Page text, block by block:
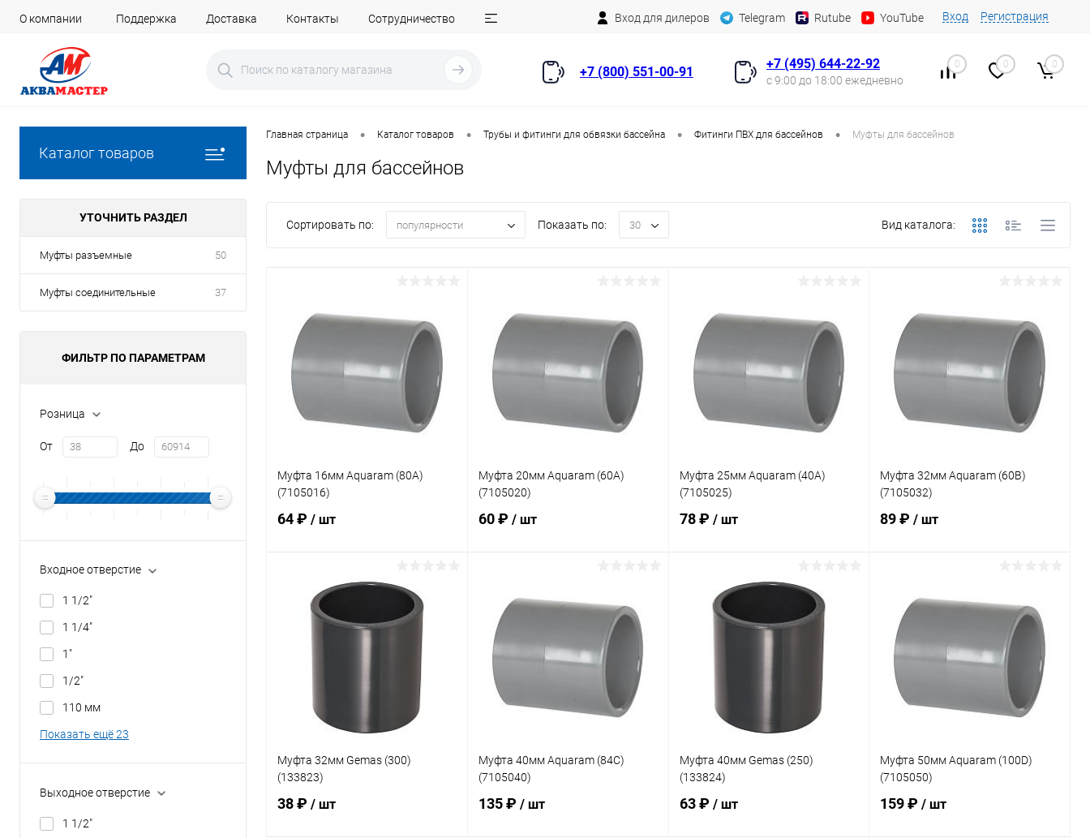
О компании Поддержка Доставка Контакты Сотрудничество Вход для дилеров Telegram Rutube YouTube Вход Регистрация
+7 (800) 551-00-91
+7 (495) 644-22-92
с 9:00 до 18:00 ежедневно
0 0 0
Каталог товаров
УТОЧНИТЬ РАЗДЕЛ
Муфты разъемные 50
Муфты соединительные 37
ФИЛЬТР ПО ПАРАМЕТРАМ
Розница
От До
Входное отверстие
1 1/2"
1 1/4"
1"
1/2"
110 мм
Показать ещё 23
Выходное отверстие
1 1/2"
Главная страница • Каталог товаров • Трубы и фитинги для обвязки бассейна • Фитинги ПВХ для бассейнов • Муфты для бассейнов
Муфты для бассейнов
Сортировать по: популярности Показать по: 30 Вид каталога:
Муфта 16мм Aquaram (80A)
(7105016)
64 ₽ / шт
В корзину
В избранное
В наличии
Муфта 20мм Aquaram (60A)
(7105020)
60 ₽ / шт
В избранное
К сравнению В наличии
Муфта 25мм Aquaram (40A)
(7105025)
78 ₽ / шт
В корзину
В избранное
В наличии
Муфта 32мм Aquaram (60B)
(7105032)
89 ₽/ шт
В избранное
К сравнению В наличии
Муфта 32мм Gemas (300)
(133823)
38 ₽ / шт
Муфта 40мм Aquaram (84C)
(7105040)
135 ₽ / шт
Муфта 40мм Gemas (250)
(133824)
63 ₽ / шт
Муфта 50мм Aquaram (100D)
(7105050)
159 ₽/ шт